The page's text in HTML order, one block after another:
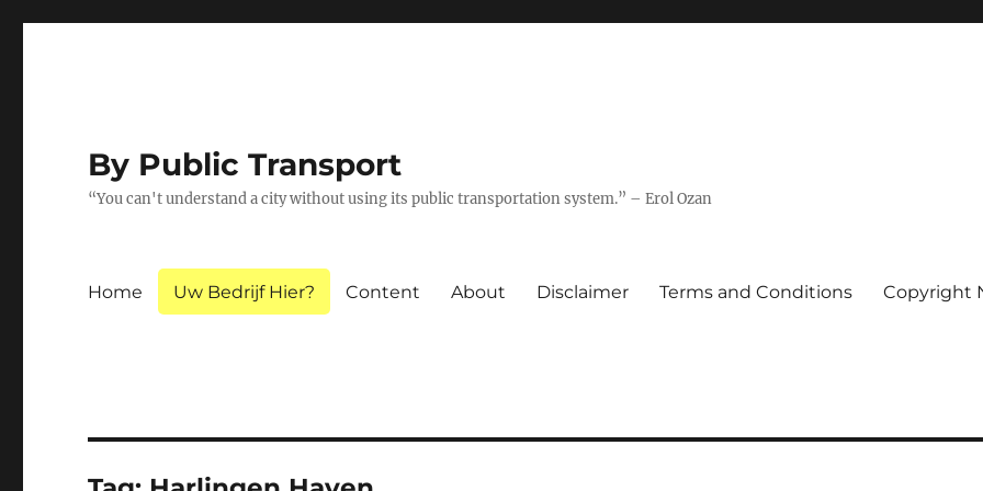
By Public Transport
“You can't understand a city without using its public transportation system.” – Erol Ozan
Home Uw Bedrijf Hier? Content About Disclaimer Terms and Conditions Copyright